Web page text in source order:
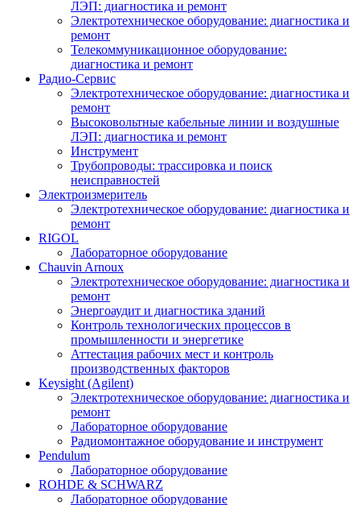
ЛЭП: диагностика и ремонт
Электротехническое оборудование: диагностика и
ремонт
Телекоммуникационное оборудование:
диагностика и ремонт
Радио-Cервис
Электротехническое оборудование: диагностика и
ремонт
Высоковольтные кабельные линии и воздушные
ЛЭП: диагностика и ремонт
Инструмент
Трубопроводы: трассировка и поиск
неисправностей
Электроизмеритель
Электротехническое оборудование: диагностика и
ремонт
RIGOL
Лабораторное оборудование
Chauvin Arnoux
Электротехническое оборудование: диагностика и
ремонт
Энергоаудит и диагностика зданий
Контроль технологических процессов в
промышленности и энергетике
Аттестация рабочих мест и контроль
производственных факторов
Keysight (Agilent)
Электротехническое оборудование: диагностика и
ремонт
Лабораторное оборудование
Радиомонтажное оборудование и инструмент
Pendulum
Лабораторное оборудование
ROHDE & SCHWARZ
Лабораторное оборудование